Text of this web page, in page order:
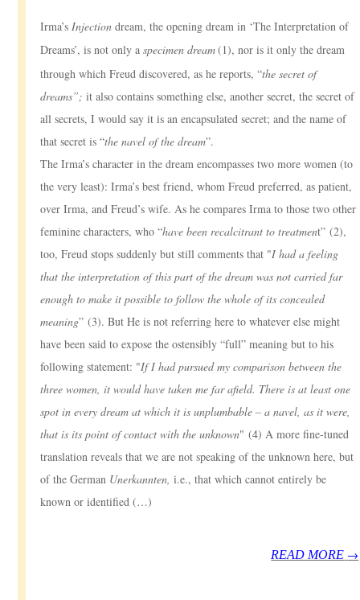
Irma’sInjection dream, the opening dream in ‘The Interpretation of
Dreams’, is not only aspecimen dream(1), nor is it only the dream
through which Freud discovered, as he reports, “the secret of
dreams”; it also contains something else, another secret, the secret of
all secrets, I would say it is an encapsulated secret; and the name of
that secret is “the navel of the dream”.
The Irma’s character in the dream encompasses two more women (to
the very least): Irma’s best friend, whom Freud preferred, as patient,
over Irma, and Freud’s wife. As he compares Irma to those two other
feminine characters, who “have been recalcitrant to treatment” (2),
too, Freud stops suddenly but still comments that "I had a feeling
that the interpretation of this part of the dream was not carried far
enough to make it possible to follow the whole of its concealed
meaning” (3). But He is not referring here to whatever else might
have been said to expose the ostensibly “full” meaning but to his
following statement: "If I had pursued my comparison between the
three women, it would have taken me far afield. There is at least one
spot in every dream at which it is unplumbable – a navel, as it were,
that is its point of contact with the unknown" (4) A more fine-tuned
translation reveals that we are not speaking of the unknown here, but
of the German Unerkannten, i.e., that which cannot entirely be
known or identified (…)
READ MORE →